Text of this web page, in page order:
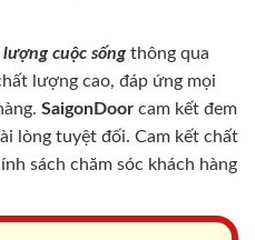
cuộc sốngthông qua
lượng cao, đáp ứng mọi
SaigonDoor cam kết đem
lòng tuyệt đối. Cam kết chất
sách chăm sóc khách hàng